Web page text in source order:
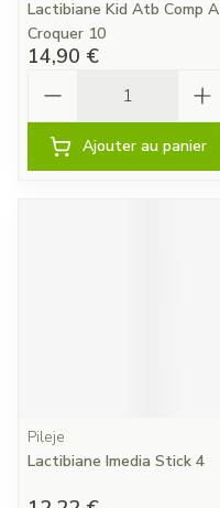
Lactibiane Kid Atb Comp A
Croquer 10
14,90 €
Ajouter au panier
Pileje
Lactibiane Imedia Stick 4